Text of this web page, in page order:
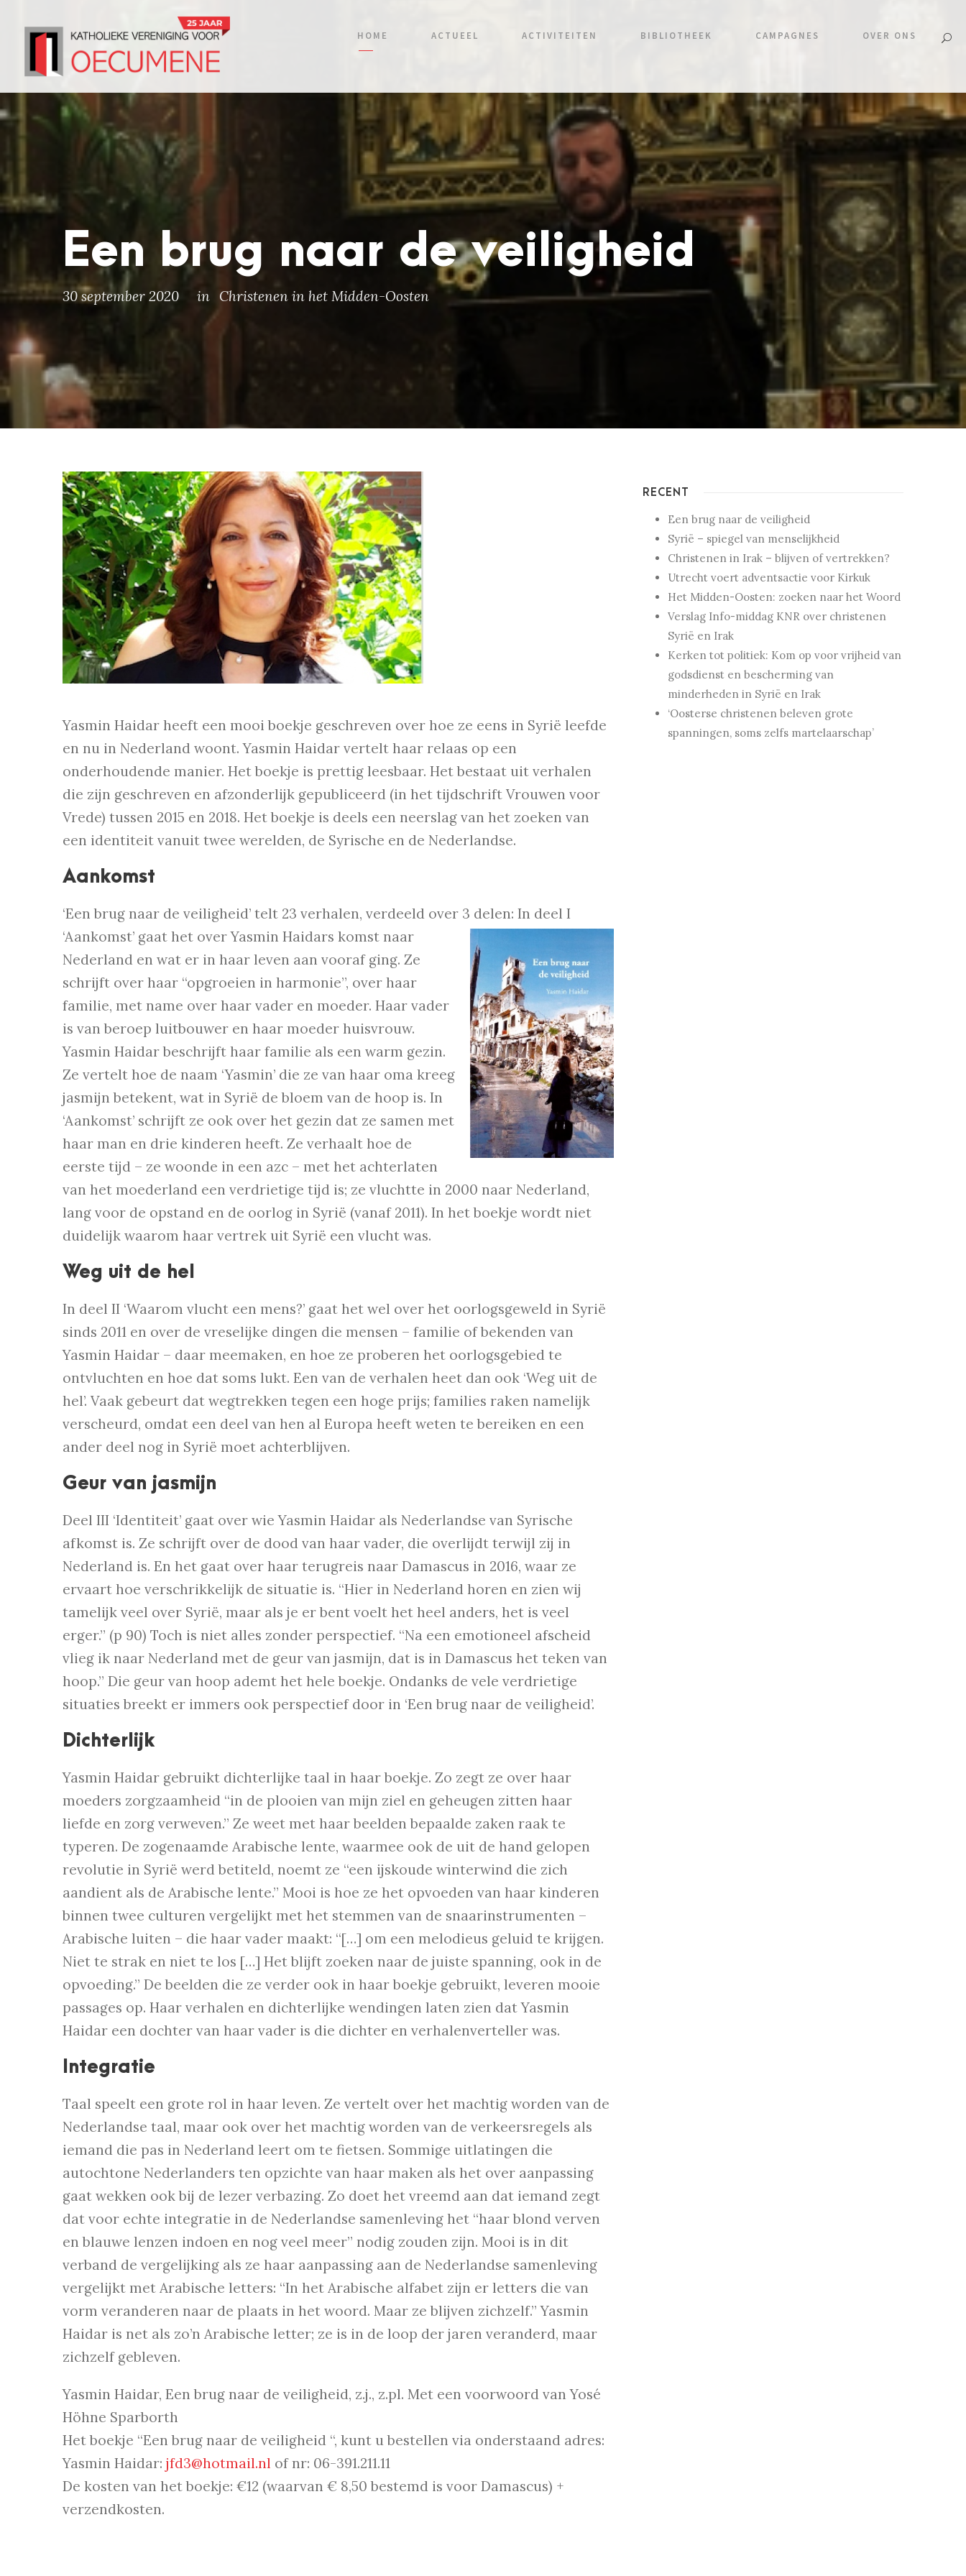
HOME ACTUEEL ACTIVITEITEN BIBLIOTHEEK CAMPAGNES OVER ONS
Een brug naar de veiligheid
30 september 2020 in Christenen in het Midden-Oosten
Yasmin Haidar heeft een mooi boekje geschreven over hoe ze eens in Syrië leefde
en nu in Nederland woont. Yasmin Haidar vertelt haar relaas op een
onderhoudende manier. Het boekje is prettig leesbaar. Het bestaat uit verhalen
die zijn geschreven en afzonderlijk gepubliceerd (in het tijdschrift Vrouwen voor
Vrede) tussen 2015 en 2018. Het boekje is deels een neerslag van het zoeken van
een identiteit vanuit twee werelden, de Syrische en de Nederlandse.
Aankomst
‘Een brug naar de veiligheid’ telt 23 verhalen, verdeeld over 3 delen: In deel I
‘Aankomst’ gaat het over Yasmin Haidars komst naar
Nederland en wat er in haar leven aan vooraf ging. Ze
schrijft over haar “opgroeien in harmonie”, over haar
familie, met name over haar vader en moeder. Haar vader
is van beroep luitbouwer en haar moeder huisvrouw.
Yasmin Haidar beschrijft haar familie als een warm gezin.
Ze vertelt hoe de naam ‘Yasmin’ die ze van haar oma kreeg
jasmijn betekent, wat in Syrië de bloem van de hoop is. In
‘Aankomst’ schrijft ze ook over het gezin dat ze samen met
haar man en drie kinderen heeft. Ze verhaalt hoe de
eerste tijd – ze woonde in een azc – met het achterlaten
van het moederland een verdrietige tijd is; ze vluchtte in 2000 naar Nederland,
lang voor de opstand en de oorlog in Syrië (vanaf 2011). In het boekje wordt niet
duidelijk waarom haar vertrek uit Syrië een vlucht was.
Weg uit de hel
In deel II ‘Waarom vlucht een mens?’ gaat het wel over het oorlogsgeweld in Syrië
sinds 2011 en over de vreselijke dingen die mensen – familie of bekenden van
Yasmin Haidar – daar meemaken, en hoe ze proberen het oorlogsgebied te
ontvluchten en hoe dat soms lukt. Een van de verhalen heet dan ook ‘Weg uit de
hel’. Vaak gebeurt dat wegtrekken tegen een hoge prijs; families raken namelijk
verscheurd, omdat een deel van hen al Europa heeft weten te bereiken en een
ander deel nog in Syrië moet achterblijven.
Geur van jasmijn
Deel III ‘Identiteit’ gaat over wie Yasmin Haidar als Nederlandse van Syrische
afkomst is. Ze schrijft over de dood van haar vader, die overlijdt terwijl zij in
Nederland is. En het gaat over haar terugreis naar Damascus in 2016, waar ze
ervaart hoe verschrikkelijk de situatie is. “Hier in Nederland horen en zien wij
tamelijk veel over Syrië, maar als je er bent voelt het heel anders, het is veel
erger.” (p 90) Toch is niet alles zonder perspectief. “Na een emotioneel afscheid
vlieg ik naar Nederland met de geur van jasmijn, dat is in Damascus het teken van
hoop.” Die geur van hoop ademt het hele boekje. Ondanks de vele verdrietige
situaties breekt er immers ook perspectief door in ‘Een brug naar de veiligheid’.
Dichterlijk
Yasmin Haidar gebruikt dichterlijke taal in haar boekje. Zo zegt ze over haar
moeders zorgzaamheid “in de plooien van mijn ziel en geheugen zitten haar
liefde en zorg verweven.” Ze weet met haar beelden bepaalde zaken raak te
typeren. De zogenaamde Arabische lente, waarmee ook de uit de hand gelopen
revolutie in Syrië werd betiteld, noemt ze “een ijskoude winterwind die zich
aandient als de Arabische lente.” Mooi is hoe ze het opvoeden van haar kinderen
binnen twee culturen vergelijkt met het stemmen van de snaarinstrumenten –
Arabische luiten – die haar vader maakt: “[…] om een melodieus geluid te krijgen.
Niet te strak en niet te los […] Het blijft zoeken naar de juiste spanning, ook in de
opvoeding.” De beelden die ze verder ook in haar boekje gebruikt, leveren mooie
passages op. Haar verhalen en dichterlijke wendingen laten zien dat Yasmin
Haidar een dochter van haar vader is die dichter en verhalenverteller was.
Integratie
Taal speelt een grote rol in haar leven. Ze vertelt over het machtig worden van de
Nederlandse taal, maar ook over het machtig worden van de verkeersregels als
iemand die pas in Nederland leert om te fietsen. Sommige uitlatingen die
autochtone Nederlanders ten opzichte van haar maken als het over aanpassing
gaat wekken ook bij de lezer verbazing. Zo doet het vreemd aan dat iemand zegt
dat voor echte integratie in de Nederlandse samenleving het “haar blond verven
en blauwe lenzen indoen en nog veel meer” nodig zouden zijn. Mooi is in dit
verband de vergelijking als ze haar aanpassing aan de Nederlandse samenleving
vergelijkt met Arabische letters: “In het Arabische alfabet zijn er letters die van
vorm veranderen naar de plaats in het woord. Maar ze blijven zichzelf.” Yasmin
Haidar is net als zo’n Arabische letter; ze is in de loop der jaren veranderd, maar
zichzelf gebleven.
Yasmin Haidar, Een brug naar de veiligheid, z.j., z.pl. Met een voorwoord van Yosé
Höhne Sparborth
Het boekje “Een brug naar de veiligheid “, kunt u bestellen via onderstaand adres:
Yasmin Haidar: jfd3@hotmail.nl of nr: 06-391.211.11
De kosten van het boekje: €12 (waarvan € 8,50 bestemd is voor Damascus) +
verzendkosten.
RECENT
Een brug naar de veiligheid
Syrië – spiegel van menselijkheid
Christenen in Irak – blijven of vertrekken?
Utrecht voert adventsactie voor Kirkuk
Het Midden-Oosten: zoeken naar het Woord
Verslag Info-middag KNR over christenen
Syrië en Irak
Kerken tot politiek: Kom op voor vrijheid van
godsdienst en bescherming van
minderheden in Syrië en Irak
‘Oosterse christenen beleven grote
spanningen, soms zelfs martelaarschap’